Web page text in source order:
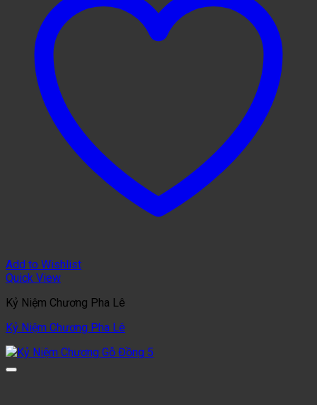
Add to Wishlist
Quick View
Kỷ Niệm Chương Pha Lê
Kỷ Niệm Chương Pha Lê